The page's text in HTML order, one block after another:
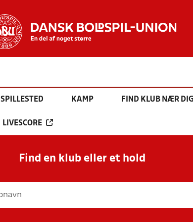
SPILLESTED KAMP FIND KLUB NÆR
LIVESCORE
Find en klub eller et hold